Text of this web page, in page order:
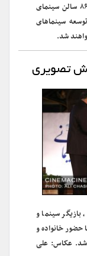
همزمان با هفته هنرانقلاب اسلامی ۲۰ سالن از ۸۶ سالن سینمای
سینماهای
شد.
تصویری
سینما و
یادبودی با حضور خانواده و
شد. عکاس: علی